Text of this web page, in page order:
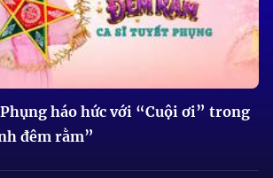
háo hức với “Cuội ơi” trong
đêm rằm”